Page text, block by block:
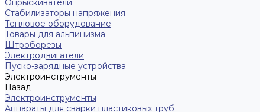
Опрыскиватели
Стабилизаторы напряжения
Тепловое оборудование
Товары для альпинизма
Штроборезы
Электродвигатели
Пуско-зарядные устройства
Электроинструменты
Назад
Электроинструменты
Аппараты для сварки пластиковых труб